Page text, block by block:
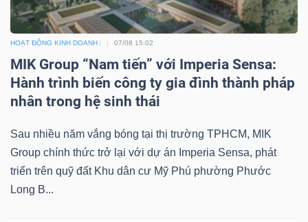
HOẠT ĐỘNG KINH DOANH 07/08 15:02
MIK Group “Nam tiến” với Imperia Sensa:
Hành trình biến công ty gia đình thành pháp
nhân trong hệ sinh thái
Sau nhiều năm vắng bóng tại thị trường TPHCM, MIK
Group chính thức trở lại với dự án Imperia Sensa, phát
triển trên quỹ đất Khu dân cư Mỹ Phú phường Phước
Long B...
Sách
chính
Công
cụ
đầu